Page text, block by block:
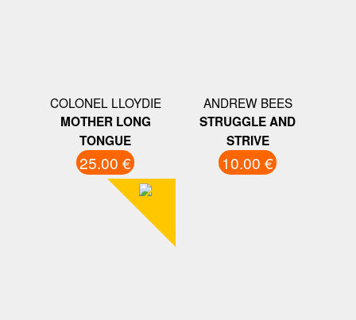
COLONEL LLOYDIE
MOTHER LONG
TONGUE
25.00 €
ANDREW BEES
STRUGGLE AND
STRIVE
10.00 €